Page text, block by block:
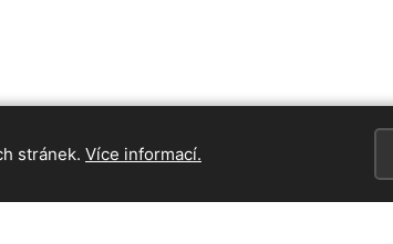
stránek. Více informací.